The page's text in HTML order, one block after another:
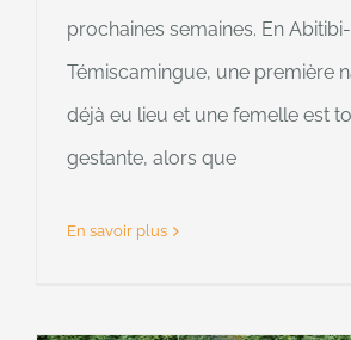
prochaines semaines. En Abitibi-
Témiscamingue, une première
déjà eu lieu et une femelle est
gestante, alors que
En savoir plus